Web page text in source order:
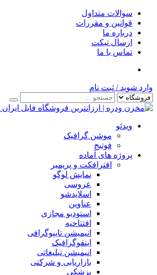
سوالات متداول
قوانین و مقررات
درباره ما
ارسال تیکت
تماس با ما
وارد شوید / ثبت نام
ویدئو
موشن گرافیک
فوتیج
پروژه های آماده
افترافکت و پریمیر
نمایش لوگو
عروسی
اسلایدشو
عناوین
استودیو مجازی
افتتاحیه
انیمیشن تایپوگرافی
اینفوگرافیک
انیمیشن تبلیغاتی
بازاریابی و شرکتی
پزشکی